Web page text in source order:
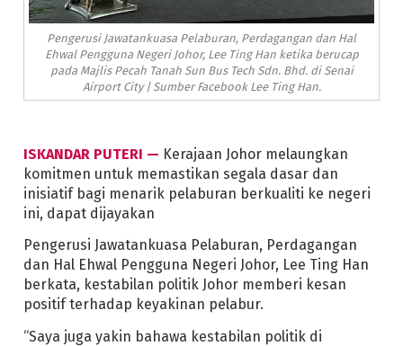
Pengerusi Jawatankuasa Pelaburan, Perdagangan dan Hal
Ehwal Pengguna Negeri Johor, Lee Ting Han ketika berucap
pada Majlis Pecah Tanah Sun Bus Tech Sdn. Bhd. di Senai
Airport City | Sumber Facebook Lee Ting Han.
ISKANDAR PUTERI — Kerajaan Johor melaungkan
komitmen untuk memastikan segala dasar dan
inisiatif bagi menarik pelaburan berkualiti ke negeri
ini, dapat dijayakan
Pengerusi Jawatankuasa Pelaburan, Perdagangan
dan Hal Ehwal Pengguna Negeri Johor, Lee Ting Han
berkata, kestabilan politik Johor memberi kesan
positif terhadap keyakinan pelabur.
“Saya juga yakin bahawa kestabilan politik di